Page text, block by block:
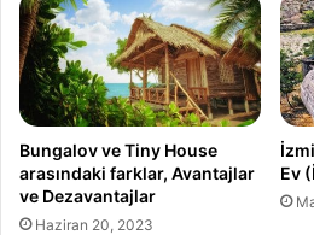
Bungalov ve Tiny House
arasındaki farklar, Avantajlar
ve Dezavantajlar
Haziran 20, 2023
Ev